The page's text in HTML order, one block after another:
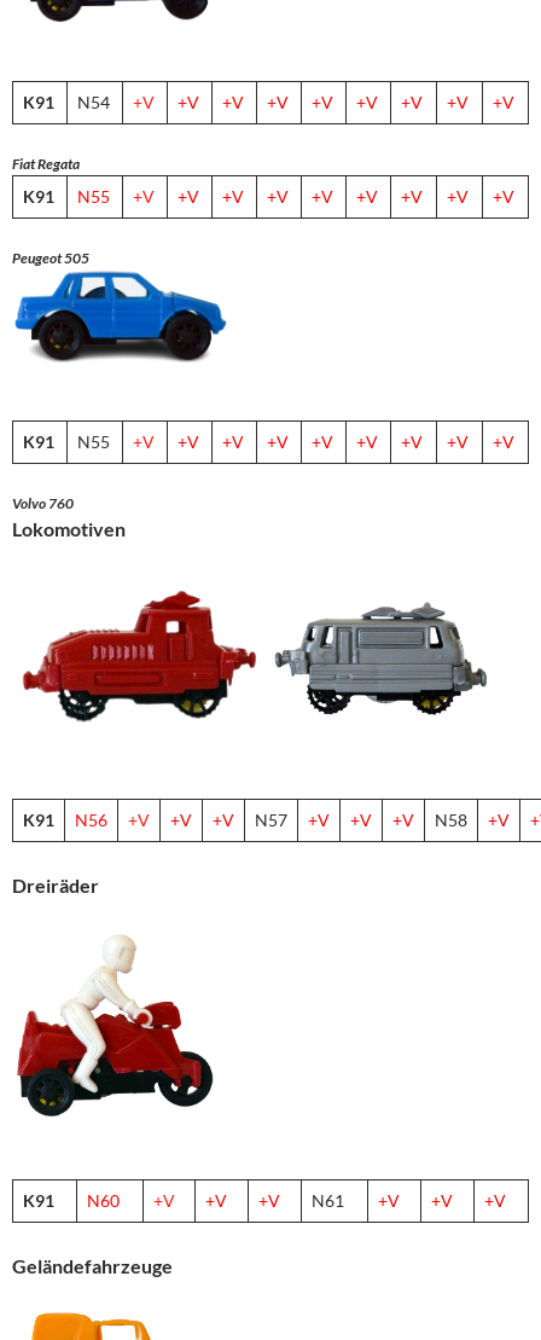
K91 N54 +V +V +V +V +V +V +V +V +V
Fiat Regata
K91 N55 +V +V +V +V +V +V +V +V +V
Peugeot 505
K91 N55 +V +V +V +V +V +V +V +V +V
Volvo 760
Lokomotiven
K91 N56 +V +V +V N57 +V +V +V N58 +V
Dreiräder
K91 N60 +V +V +V N61 +V +V +V
Geländefahrzeuge